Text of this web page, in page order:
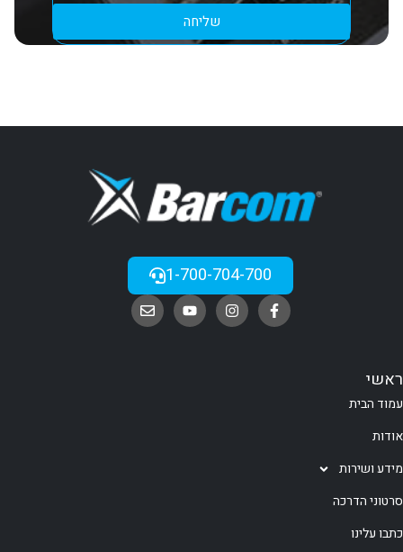
שליחה
1-700-704-700
ראשי
עמוד הבית
אודות
מידע ושירות
סרטוני הדרכה
כתבו עלינו